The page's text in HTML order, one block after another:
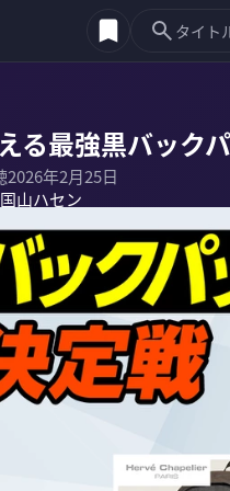
る最強黒バックパ
2026年2月25日
国山ハセン